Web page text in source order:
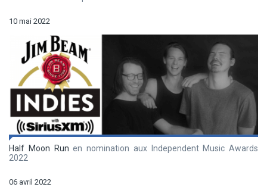
10 mai 2022
Half Moon Run en nomination aux Independent Music Awards
2022
06 avril 2022